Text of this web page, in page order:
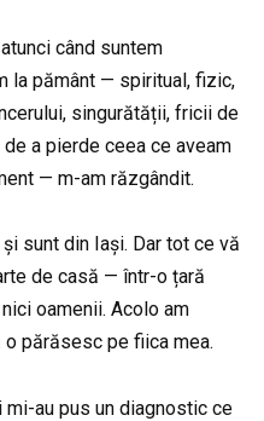
când suntem
la pământ — spiritual, fizic,
singurătății, fricii de
a pierde ceea ce aveam
— m-am răzgândit.
sunt din Iași. Dar tot ce vă
de casă — într-o țară
oamenii. Acolo am
părăsesc pe fiica mea.
mi-au pus un diagnostic ce